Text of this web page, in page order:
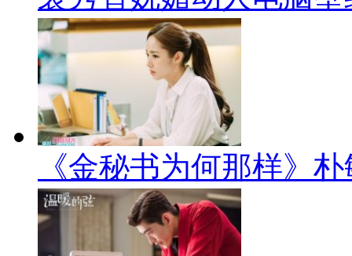
《金秘书为何那样》